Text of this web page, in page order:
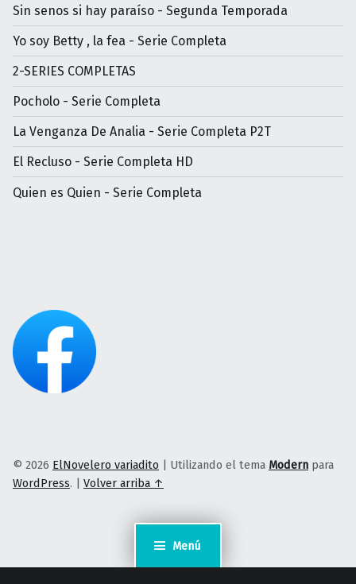
Menú
Sin senos si hay paraíso - Segunda Temporada
Yo soy Betty , la fea - Serie Completa
2-SERIES COMPLETAS
Pocholo - Serie Completa
La Venganza De Analia - Serie Completa P2T
El Recluso - Serie Completa HD
Quien es Quien - Serie Completa
© 2026 ElNovelero variadito | Utilizando el tema Modern para
WordPress. | Volver arriba ↑